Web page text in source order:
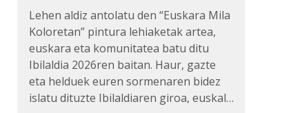
Lehen aldiz antolatu den “Euskara Mila
Koloretan” pintura lehiaketak artea,
euskara eta komunitatea batu ditu
Ibilaldia 2026ren baitan. Haur, gazte
eta helduek euren sormenaren bidez
islatu dituzte Ibilaldiaren giroa, euskal…